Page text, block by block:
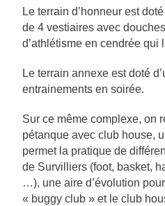
Le terrain d’honneur est
de 4 vestiaires avec
d’athlétisme en cendrée qui
Le terrain annexe est doté
entrainements en soirée.
Sur ce même complexe, on
pétanque avec club house,
permet la pratique de
de Survilliers (foot, basket,
…), une aire d’évolution
« buggy club » et le club